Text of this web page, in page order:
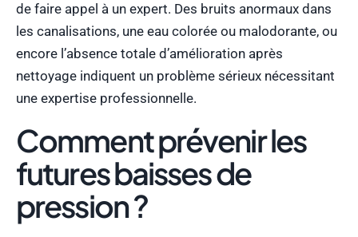
de faire appel à un expert. Des bruits anormaux dans
les canalisations, une eau colorée ou malodorante, ou
encore l’absence totale d’amélioration après
nettoyage indiquent un problème sérieux nécessitant
une expertise professionnelle.
Comment prévenir les
futures baisses de
pression ?